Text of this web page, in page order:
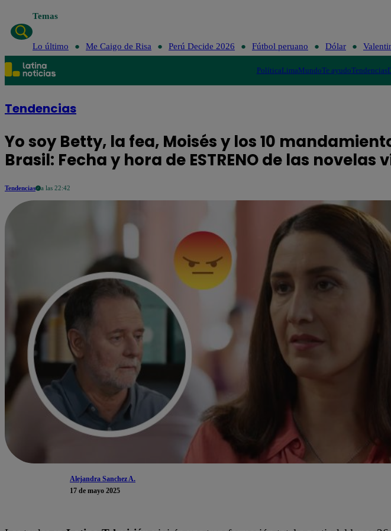
Temas
Lo último Me Caigo de Risa Perú Decide 2026 Fútbol peruano Dólar
PolíticaLimaMundoTe ayudoTendencias
Tendencias
Yo soy Betty, la fea, Moisés y los 10
Brasil: Fecha y hora de ESTRENO de las novelas
Tendencias a las 22:42
Alejandra Sanchez A.
17 de mayo 2025